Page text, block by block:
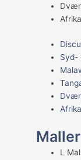
Syd-
Maller
L